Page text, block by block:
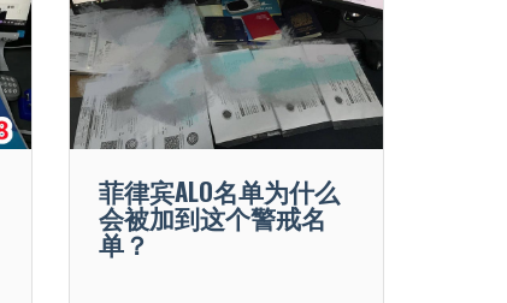
菲律宾ALO名单为什么
会被加到这个警戒名
单？